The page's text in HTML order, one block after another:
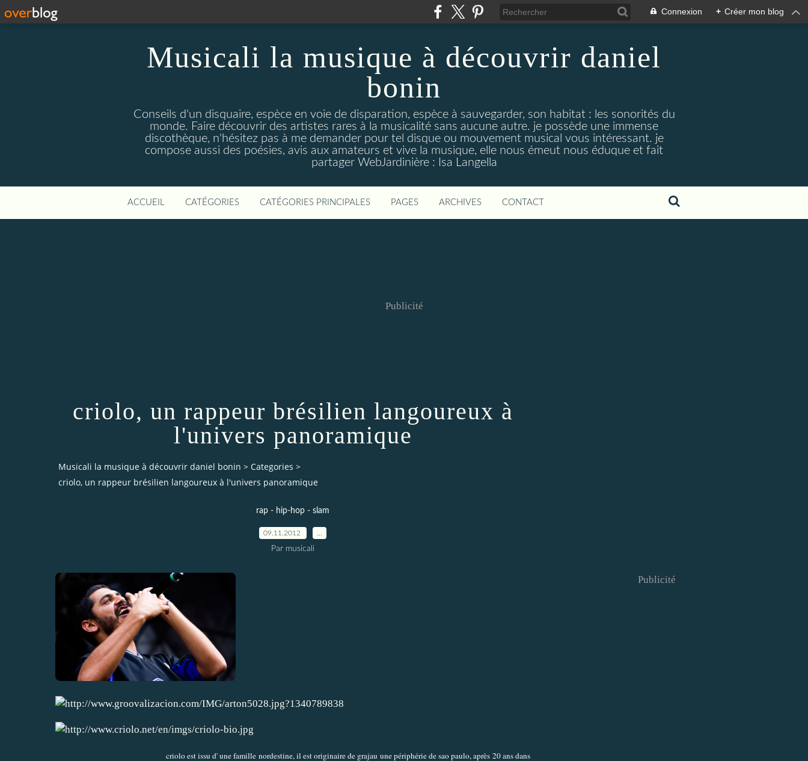
Connexion + Créer mon blog
Musicali la musique à découvrir daniel
bonin
Conseils d'un disquaire, espèce en voie de disparation, espèce à sauvegarder, son habitat : les sonorités du
monde. Faire découvrir des artistes rares à la musicalité sans aucune autre. je possède une immense
discothèque, n'hésitez pas à me demander pour tel disque ou mouvement musical vous intéressant. je
compose aussi des poésies, avis aux amateurs et vive la musique, elle nous émeut nous éduque et fait
partager WebJardinière : Isa Langella
ACCUEIL CATÉGORIES CATÉGORIES PRINCIPALES PAGES ARCHIVES CONTACT
Publicité
criolo, un rappeur brésilien langoureux à
l'univers panoramique
Musicali la musique à découvrir daniel bonin > Categories >
criolo, un rappeur brésilien langoureux à l'univers panoramique
rap - hip-hop - slam
09.11.2012
Par musicali
criolo est issu d' une famille nordestine, il est originaire de grajau une périphérie de sao paulo, après 20 ans dans
Publicité